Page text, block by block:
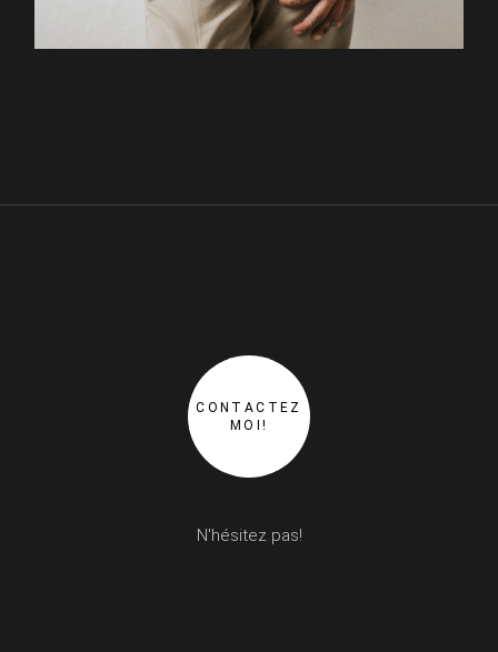
CONTACTEZ
MOI!
N'hésitez pas!